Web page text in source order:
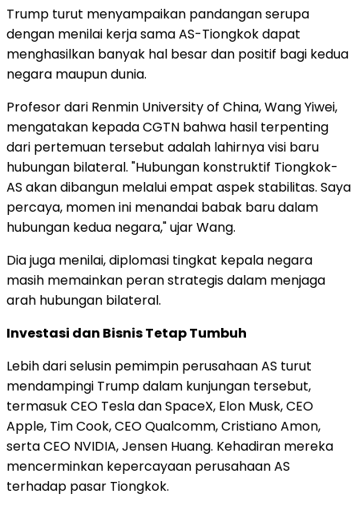
Trump turut menyampaikan pandangan serupa
dengan menilai kerja sama AS-Tiongkok dapat
menghasilkan banyak hal besar dan positif bagi kedua
negara maupun dunia.
Profesor dari Renmin University of China, Wang Yiwei,
mengatakan kepada CGTN bahwa hasil terpenting
dari pertemuan tersebut adalah lahirnya visi baru
hubungan bilateral. "Hubungan konstruktif Tiongkok-
AS akan dibangun melalui empat aspek stabilitas. Saya
percaya, momen ini menandai babak baru dalam
hubungan kedua negara," ujar Wang.
Dia juga menilai, diplomasi tingkat kepala negara
masih memainkan peran strategis dalam menjaga
arah hubungan bilateral.
Investasi dan Bisnis Tetap Tumbuh
Lebih dari selusin pemimpin perusahaan AS turut
mendampingi Trump dalam kunjungan tersebut,
termasuk CEO Tesla dan SpaceX, Elon Musk, CEO
Apple, Tim Cook, CEO Qualcomm, Cristiano Amon,
serta CEO NVIDIA, Jensen Huang. Kehadiran mereka
mencerminkan kepercayaan perusahaan AS
terhadap pasar Tiongkok.